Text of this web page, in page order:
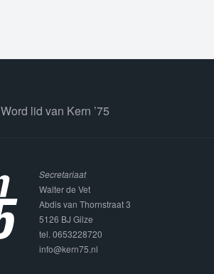
Word lid van Kern ’75
Secretariaat
Walter de Vet
Abdis van Thornstraat 3
5126 BJ Gilze
tel. 0653228720
info@kern75.nl